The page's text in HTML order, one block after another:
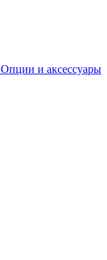
Опции и аксессуары